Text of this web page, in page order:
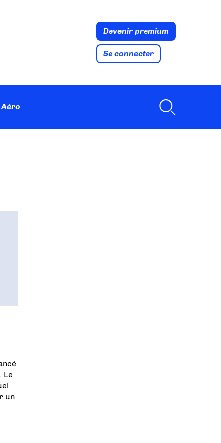
Devenir premium
Se connecter
Le
un